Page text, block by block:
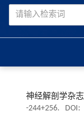
神经解剖学杂志
-244+256.
DOI: